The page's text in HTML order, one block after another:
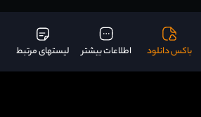
باکس دانلود اطلاعات بیشتر لیستهای مرتبط